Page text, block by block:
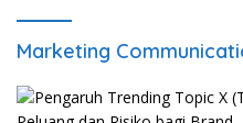
Marketing